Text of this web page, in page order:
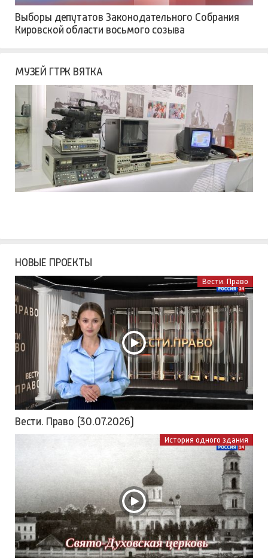
Выборы депутатов Законодательного Собрания
Кировской области восьмого созыва
МУЗЕЙ ГТРК ВЯТКА
НОВЫЕ ПРОЕКТЫ
Вести. Право
Вести. Право (30.07.2026)
История одного здания